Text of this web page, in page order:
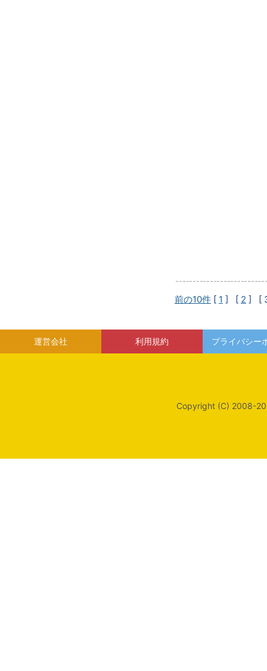
前の10件 [ 1 ] [ 2 ] [
運営会社 利用規約 プライバシー
Copyright (C) 2008-